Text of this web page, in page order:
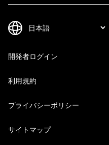
開発者ログイン
利用規約
プライバシーポリシー
サイトマップ